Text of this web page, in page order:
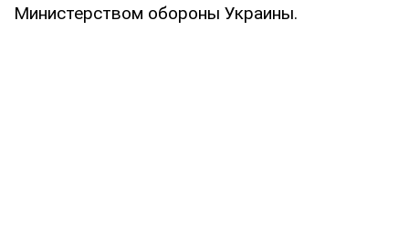
Министерством обороны Украины.